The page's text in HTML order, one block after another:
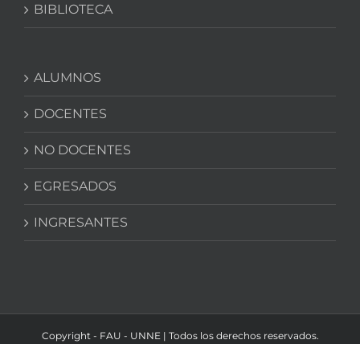
BIBLIOTECA
ALUMNOS
DOCENTES
NO DOCENTES
EGRESADOS
INGRESANTES
Copyright - FAU - UNNE | Todos los derechos reservados.